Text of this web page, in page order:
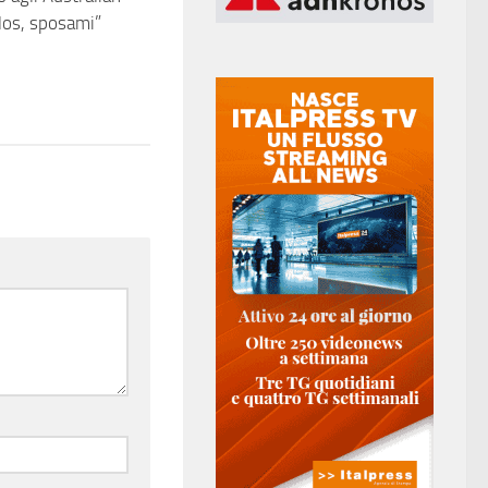
sposami”